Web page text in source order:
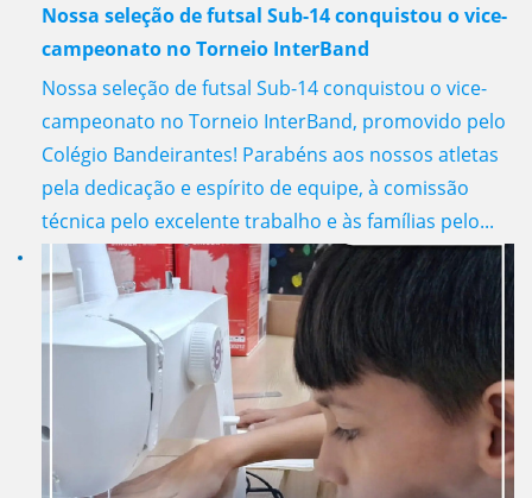
Nossa seleção de futsal Sub-14 conquistou o vice-
campeonato no Torneio InterBand
Nossa seleção de futsal Sub-14 conquistou o vice-
campeonato no Torneio InterBand, promovido pelo
Colégio Bandeirantes! Parabéns aos nossos atletas
pela dedicação e espírito de equipe, à comissão
técnica pelo excelente trabalho e às famílias pelo...